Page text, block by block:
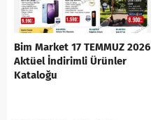
Bim Market 17 TEMMUZ 2026
Aktüel İndirimli Ürünler
Kataloğu